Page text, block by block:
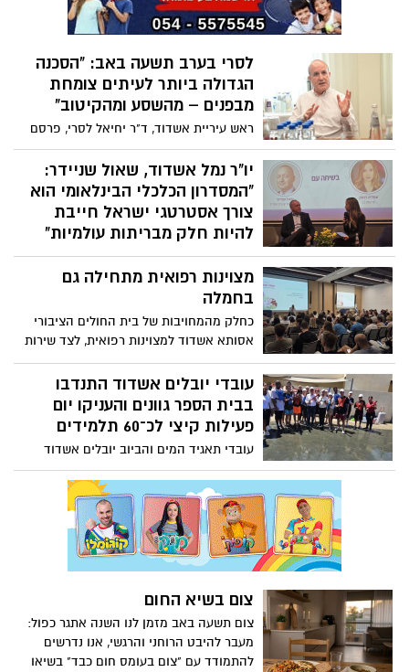
ויספקו להן ליווי אישי, תמיכה והכוונה בתהליך
השיקום וההשתלבות מחדש בחיים עצמאיים,
לסרי בערב תשעה באב: "הסכנה
הגדולה ביותר לעיתים צומחת
מבפנים – מהשסע ומהקיטוב"
ראש עיריית אשדוד, ד"ר יחיאל לסרי, פרסם
מסר מיוחד לקראת תשעה באב, שבו קרא
לאחדות, לשיח מכבד ולאחריות ציבורית,
במיוחד על רקע השיח הסוער ומערכת
הבחירות המתקרבת. "אין לנו עם אחר, אין לנו
מדינה אחרת ואין לנו בית אחר", כתב
יו"ר נמל אשדוד, שאול שניידר:
"המסדרון הכלכלי הבינלאומי הוא
צורך אסטרטגי ישראל חייבת
להיות חלק מבריתות עולמיות"
יו"ר דירקטוריון נמל אשדוד, שאול שניידר,
השתתף בכנס סחר חוץ, שהתקיים בבורסה
לניירות ערך והציג את החזון האסטרטגי
והפיננסי של הנמל
מצוינות רפואית מתחילה גם
בחמלה
כחלק מהמחויבות של בית החולים הציבורי
אסותא אשדוד למצוינות רפואית, לצד שירות
אנושי, קשוב ומכבד, השתתפו מאות מעובדי
בית החולים בשתי הרצאות מיוחדות בנושא
חמלה. את ההרצאות העביר פרופ' יהושע
(שוקי) שמר – יו"ר אסותא מרכזים רפואיים,
יו"ר ועדת החמלה במועצת הבריאות
עובדי יובלים אשדוד התנדבו
בבית הספר גוונים והעניקו יום
פעילות קיצי לכ־60 תלמידים
עובדי תאגיד המים והביוב יובלים אשדוד
התנדבו בבית הספר גוונים, בית ספר
תלמידים, כחלק ממדיניות המעורבות
הקהילתית שמוביל התאגיד לאורך כל השנה
צום בשיא החום
צום תשעה באב מזמן לנו השנה אתגר כפול:
מעבר להיבט הרוחני והרגשי, אנו נדרשים
להתמודד עם "צום בעומס חום כבד" בשיאו